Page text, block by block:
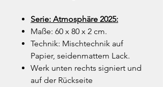
Serie: Atmosphäre 2025:
Maße: 60 x 80 x 2 cm.
Technik: Mischtechnik auf
Papier, seidenmattem Lack.
Werk unten rechts signiert und
auf der Rückseite